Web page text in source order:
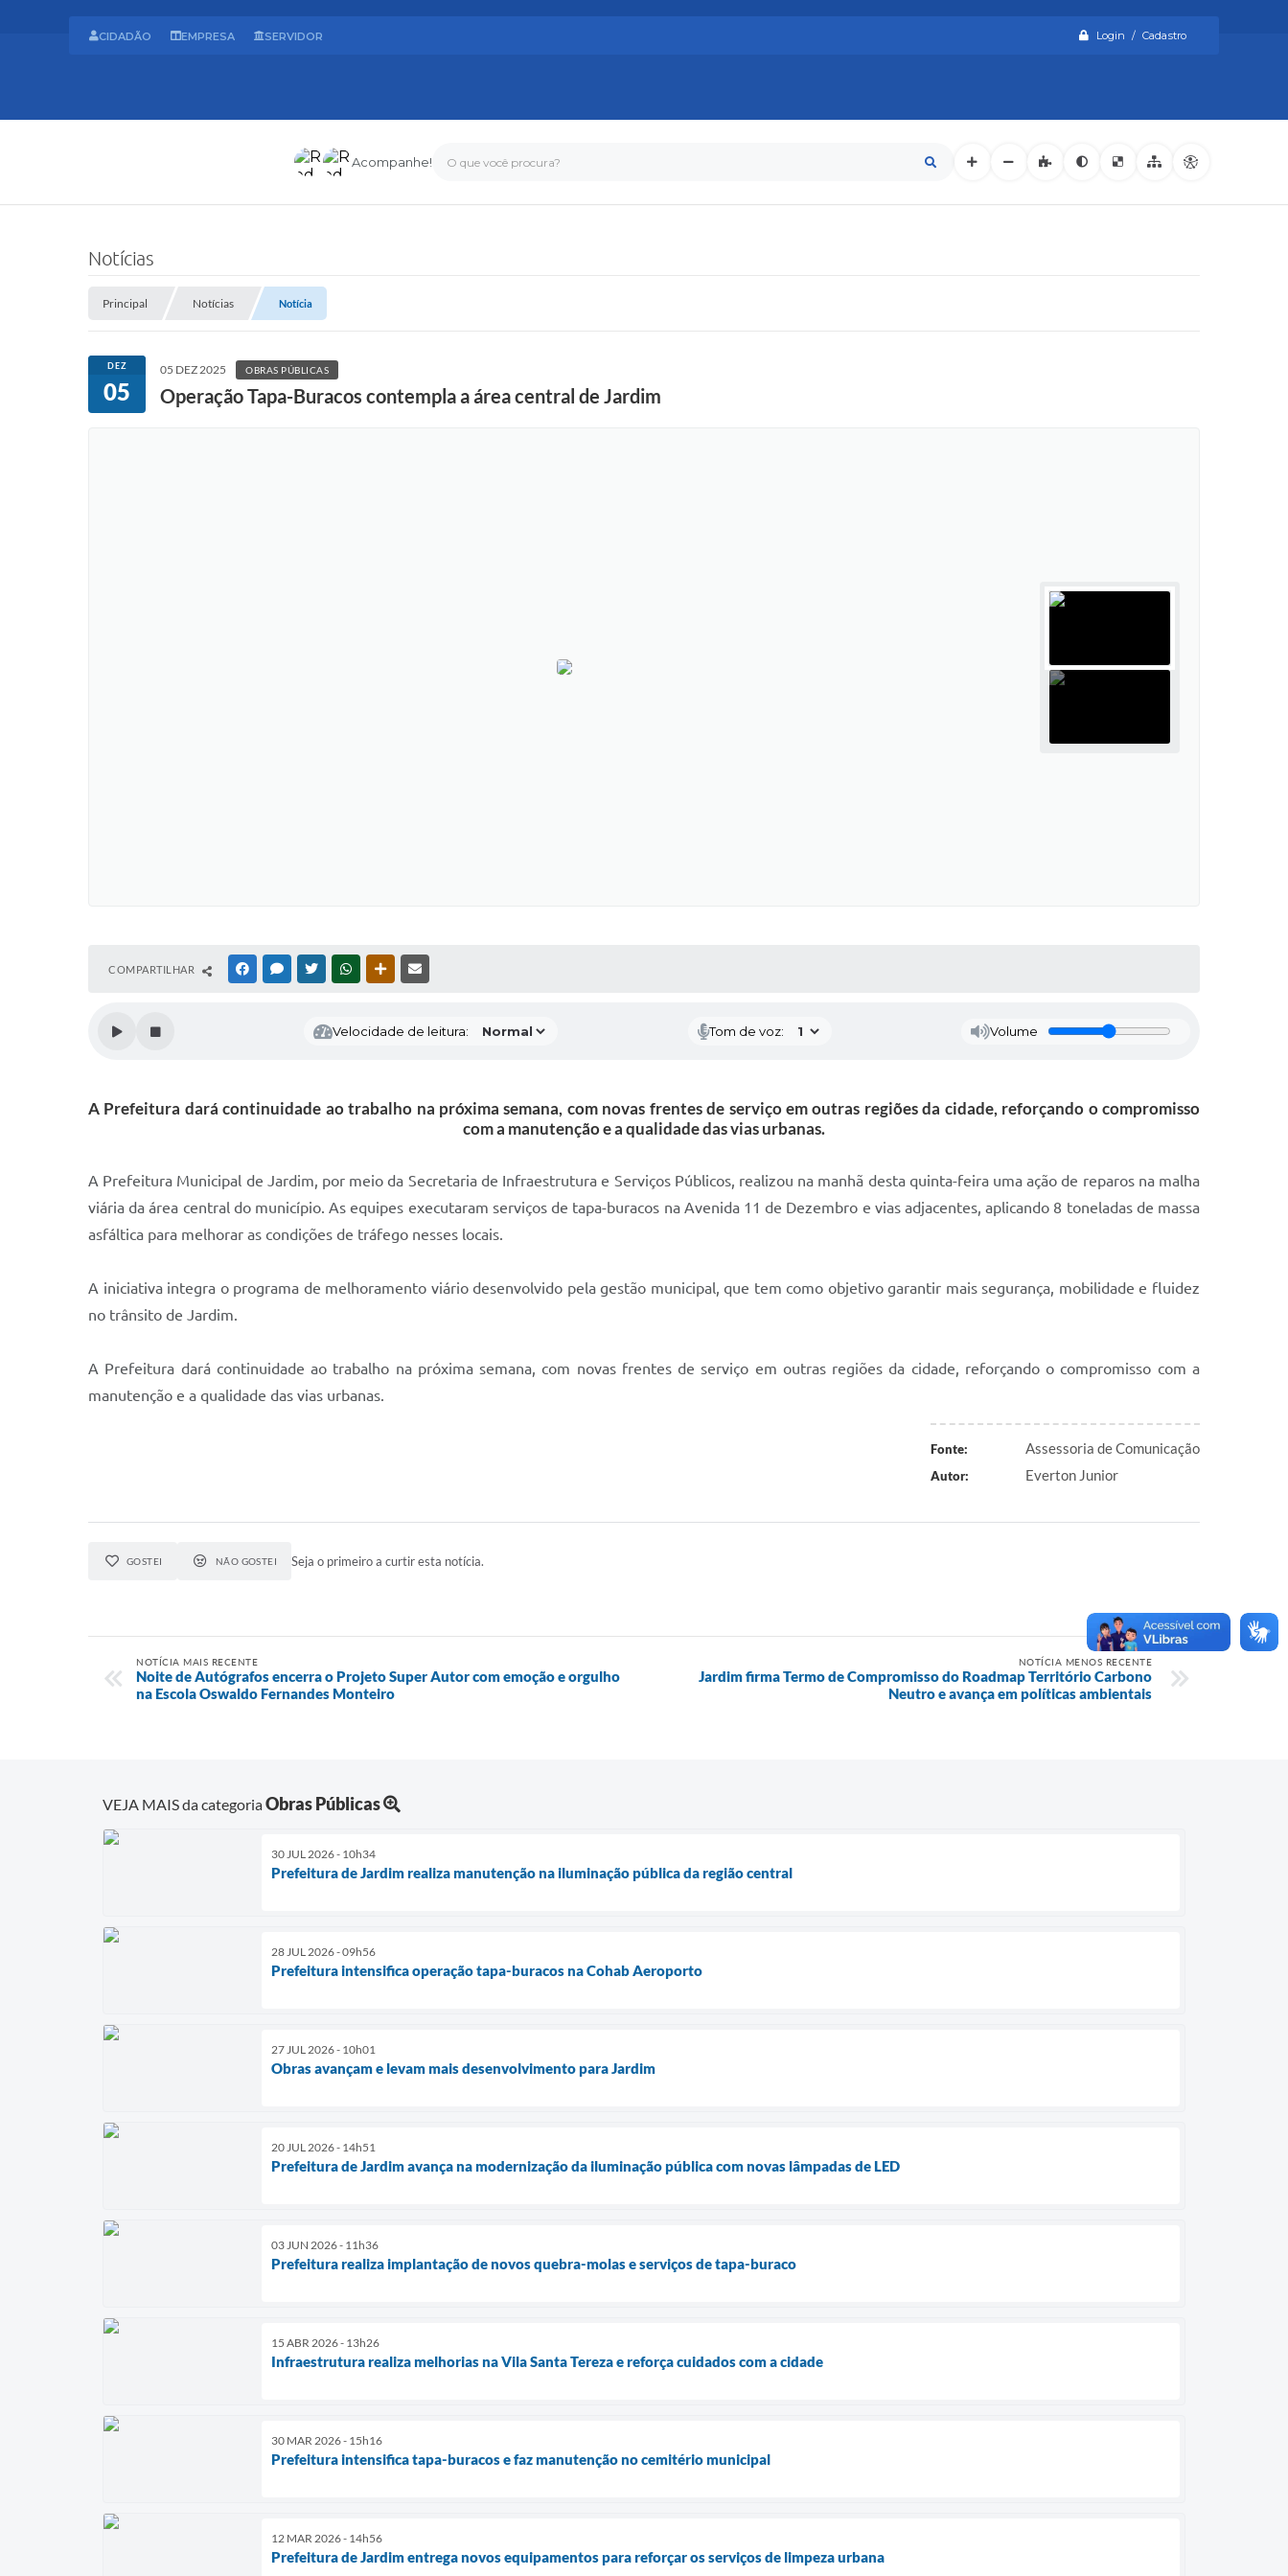
Login / Cadastro
O que você procura?
Acompanhe!
CIDADÃO EMPRESA SERVIDOR
Notícias
Principal Notícias Notícia
DEZ
05
05 DEZ 2025 OBRAS PÚBLICAS
Operação Tapa-Buracos contempla a área central de Jardim
COMPARTILHAR FACEBOOKMESSENGER
TWITTERWHATSAPPOUTRAS MÍDIAS
Velocidade de leitura: Tom de voz: Volume
A Prefeitura dará continuidade ao trabalho na próxima semana, com novas frentes de serviço em outras regiões da cidade, reforçando o compromisso
com a manutenção e a qualidade das vias urbanas.
A Prefeitura Municipal de Jardim, por meio da Secretaria de Infraestrutura e Serviços Públicos, realizou na manhã desta quinta-feira uma ação de reparos na malha
viária da área central do município. As equipes executaram serviços de tapa-buracos na Avenida 11 de Dezembro e vias adjacentes, aplicando 8 toneladas de massa
asfáltica para melhorar as condições de tráfego nesses locais.
A iniciativa integra o programa de melhoramento viário desenvolvido pela gestão municipal, que tem como objetivo garantir mais segurança, mobilidade e fluidez
no trânsito de Jardim.
A Prefeitura dará continuidade ao trabalho na próxima semana, com novas frentes de serviço em outras regiões da cidade, reforçando o compromisso com a
manutenção e a qualidade das vias urbanas.
Fonte: Assessoria de Comunicação
Autor: Everton Junior
GOSTEI NÃO GOSTEI Seja o primeiro a curtir esta notícia.
NOTÍCIA MAIS RECENTE
Noite de Autógrafos encerra o Projeto Super Autor com emoção e orgulho
na Escola Oswaldo Fernandes Monteiro
NOTÍCIA MENOS RECENTE
Jardim firma Termo de Compromisso do Roadmap Território Carbono
Neutro e avança em políticas ambientais
VEJA MAIS da categoriaObras Públicas
30 JUL 2026 - 10h34
Prefeitura de Jardim realiza manutenção na iluminação pública da região central
28 JUL 2026 - 09h56
Prefeitura intensifica operação tapa-buracos na Cohab Aeroporto
27 JUL 2026 - 10h01
Obras avançam e levam mais desenvolvimento para Jardim
20 JUL 2026 - 14h51
Prefeitura de Jardim avança na modernização da iluminação pública com novas lâmpadas de LED
03 JUN 2026 - 11h36
Prefeitura realiza implantação de novos quebra-molas e serviços de tapa-buraco
15 ABR 2026 - 13h26
Infraestrutura realiza melhorias na Vila Santa Tereza e reforça cuidados com a cidade
30 MAR 2026 - 15h16
Prefeitura intensifica tapa-buracos e faz manutenção no cemitério municipal
12 MAR 2026 - 14h56
Prefeitura de Jardim entrega novos equipamentos para reforçar os serviços de limpeza urbana